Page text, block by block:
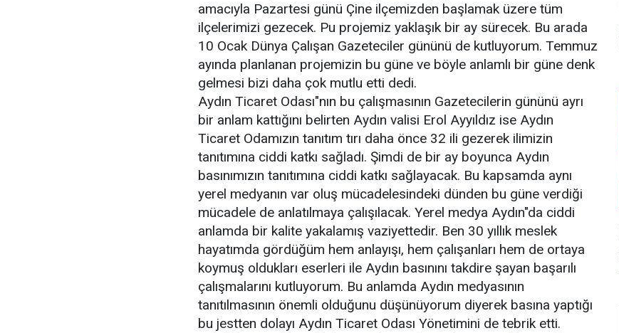
amacıyla Pazartesi günü Çine ilçemizden başlamak üzere tüm
ilçelerimizi gezecek. Pu projemiz yaklaşık bir ay sürecek. Bu arada
10 Ocak Dünya Çalışan Gazeteciler gününü de kutluyorum. Temmuz
ayında planlanan projemizin bu güne ve böyle anlamlı bir güne denk
gelmesi bizi daha çok mutlu etti dedi.
Aydın Ticaret Odası"nın bu çalışmasının Gazetecilerin gününü ayrı
bir anlam kattığını belirten Aydın valisi Erol Ayyıldız ise Aydın
Ticaret Odamızın tanıtım tırı daha önce 32 ili gezerek ilimizin
tanıtımına ciddi katkı sağladı. Şimdi de bir ay boyunca Aydın
basınımızın tanıtımına ciddi katkı sağlayacak. Bu kapsamda aynı
yerel medyanın var oluş mücadelesindeki dünden bu güne verdiği
mücadele de anlatılmaya çalışılacak. Yerel medya Aydın"da ciddi
anlamda bir kalite yakalamış vaziyettedir. Ben 30 yıllık meslek
hayatımda gördüğüm hem anlayışı, hem çalışanları hem de ortaya
koymuş oldukları eserleri ile Aydın basınını takdire şayan başarılı
çalışmalarını kutluyorum. Bu anlamda Aydın medyasının
tanıtılmasının önemli olduğunu düşünüyorum diyerek basına yaptığı
bu jestten dolayı Aydın Ticaret Odası Yönetimini de tebrik etti.